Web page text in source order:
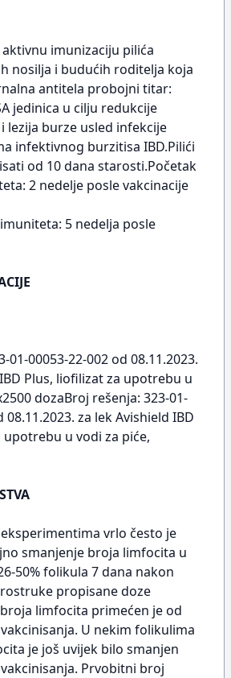
imunizaciju pilića
nosilja i budućih roditelja koja
antitela probojni titar:
jedinica u cilju redukcije
lezija burze usled infekcije
infektivnog burzitisa IBD.Pilići
od 10 dana starosti.Početak
2 nedelje posle vakcinacije
5 nedelja posle
01-00053-22-002 od 08.11.2023.
Plus, liofilizat za upotrebu u
dozaBroj rešenja: 323-01-
08.11.2023. za lek Avishield IBD
upotrebu u vodi za piće,
vrlo često je
smanjenje broja limfocita u
50% folikula 7 dana nakon
propisane doze
limfocita primećen je od
U nekim folikulima
je još uvijek bilo smanjen
Prvobitni broj